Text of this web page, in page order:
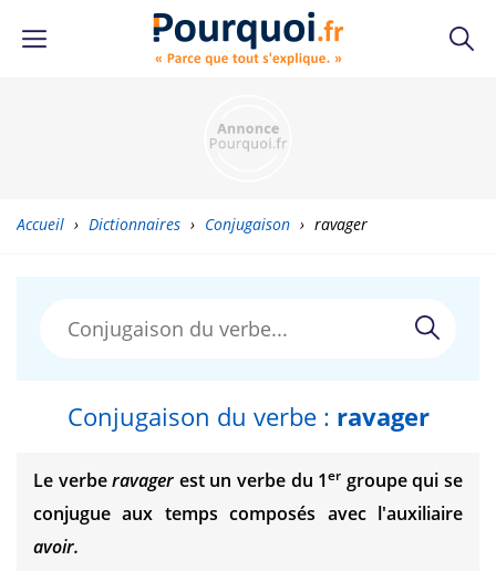
Accueil › Dictionnaires › Conjugaison › ravager
Conjugaison du verbe : ravager
Le verberavager est un verbe du 1er groupe qui se
conjugue aux temps composés avec l'auxiliaire
avoir.